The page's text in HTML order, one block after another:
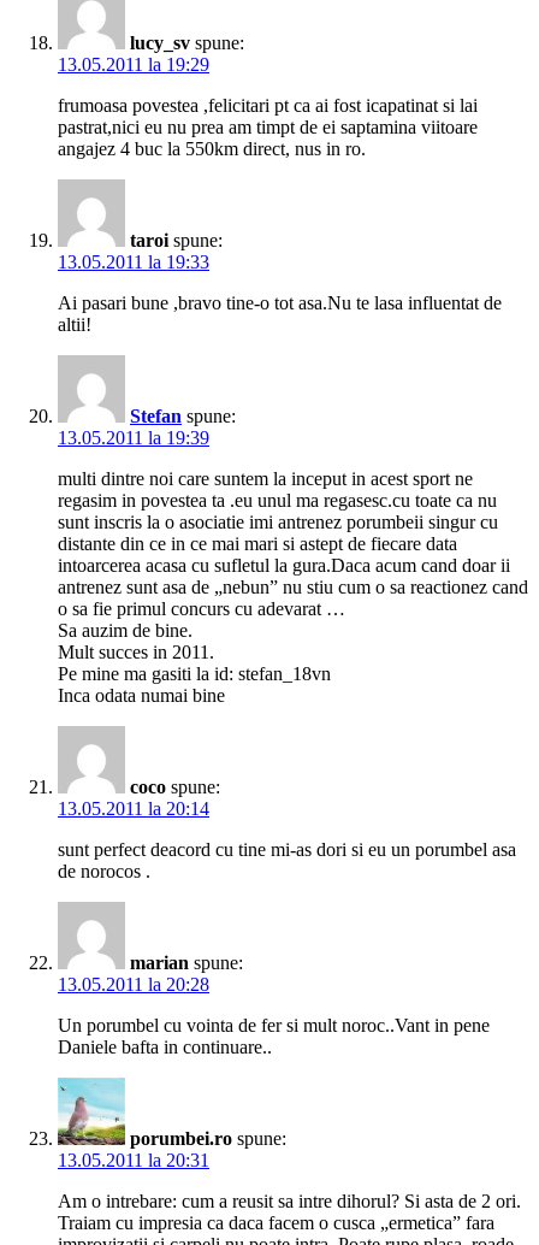
lucy_sv spune:
13.05.2011 la 19:29
frumoasa povestea ,felicitari pt ca ai fost icapatinat si lai
pastrat,nici eu nu prea am timpt de ei saptamina viitoare
angajez 4 buc la 550km direct, nus in ro.
taroi spune:
13.05.2011 la 19:33
Ai pasari bune ,bravo tine-o tot asa.Nu te lasa influentat de
altii!
Stefan spune:
13.05.2011 la 19:39
multi dintre noi care suntem la inceput in acest sport ne
regasim in povestea ta .eu unul ma regasesc.cu toate ca nu
sunt inscris la o asociatie imi antrenez porumbeii singur cu
distante din ce in ce mai mari si astept de fiecare data
intoarcerea acasa cu sufletul la gura.Daca acum cand doar ii
antrenez sunt asa de „nebun” nu stiu cum o sa reactionez cand
o sa fie primul concurs cu adevarat …
Sa auzim de bine.
Mult succes in 2011.
Pe mine ma gasiti la id: stefan_18vn
Inca odata numai bine
coco spune:
13.05.2011 la 20:14
sunt perfect deacord cu tine mi-as dori si eu un porumbel asa
de norocos .
marian spune:
13.05.2011 la 20:28
Un porumbel cu vointa de fer si mult noroc..Vant in pene
Daniele bafta in continuare..
porumbei.ro spune:
13.05.2011 la 20:31
Am o intrebare: cum a reusit sa intre dihorul? Si asta de 2 ori.
Traiam cu impresia ca daca facem o cusca „ermetica” fara